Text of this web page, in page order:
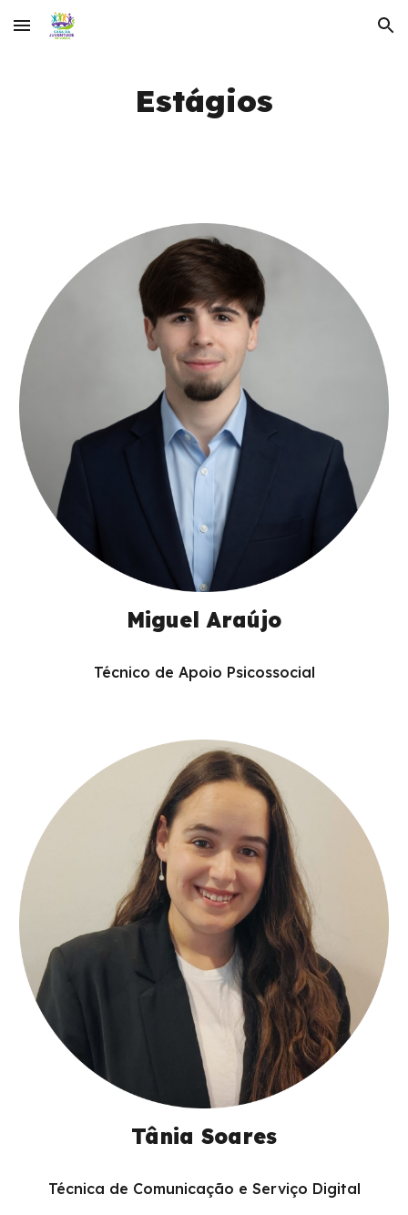
Skip to main content Skip to navigation
Estágios
Miguel Araújo
Técnico de Apoio Psicossocial
Tânia Soares
Técnica de Comunicação e Serviço Digital